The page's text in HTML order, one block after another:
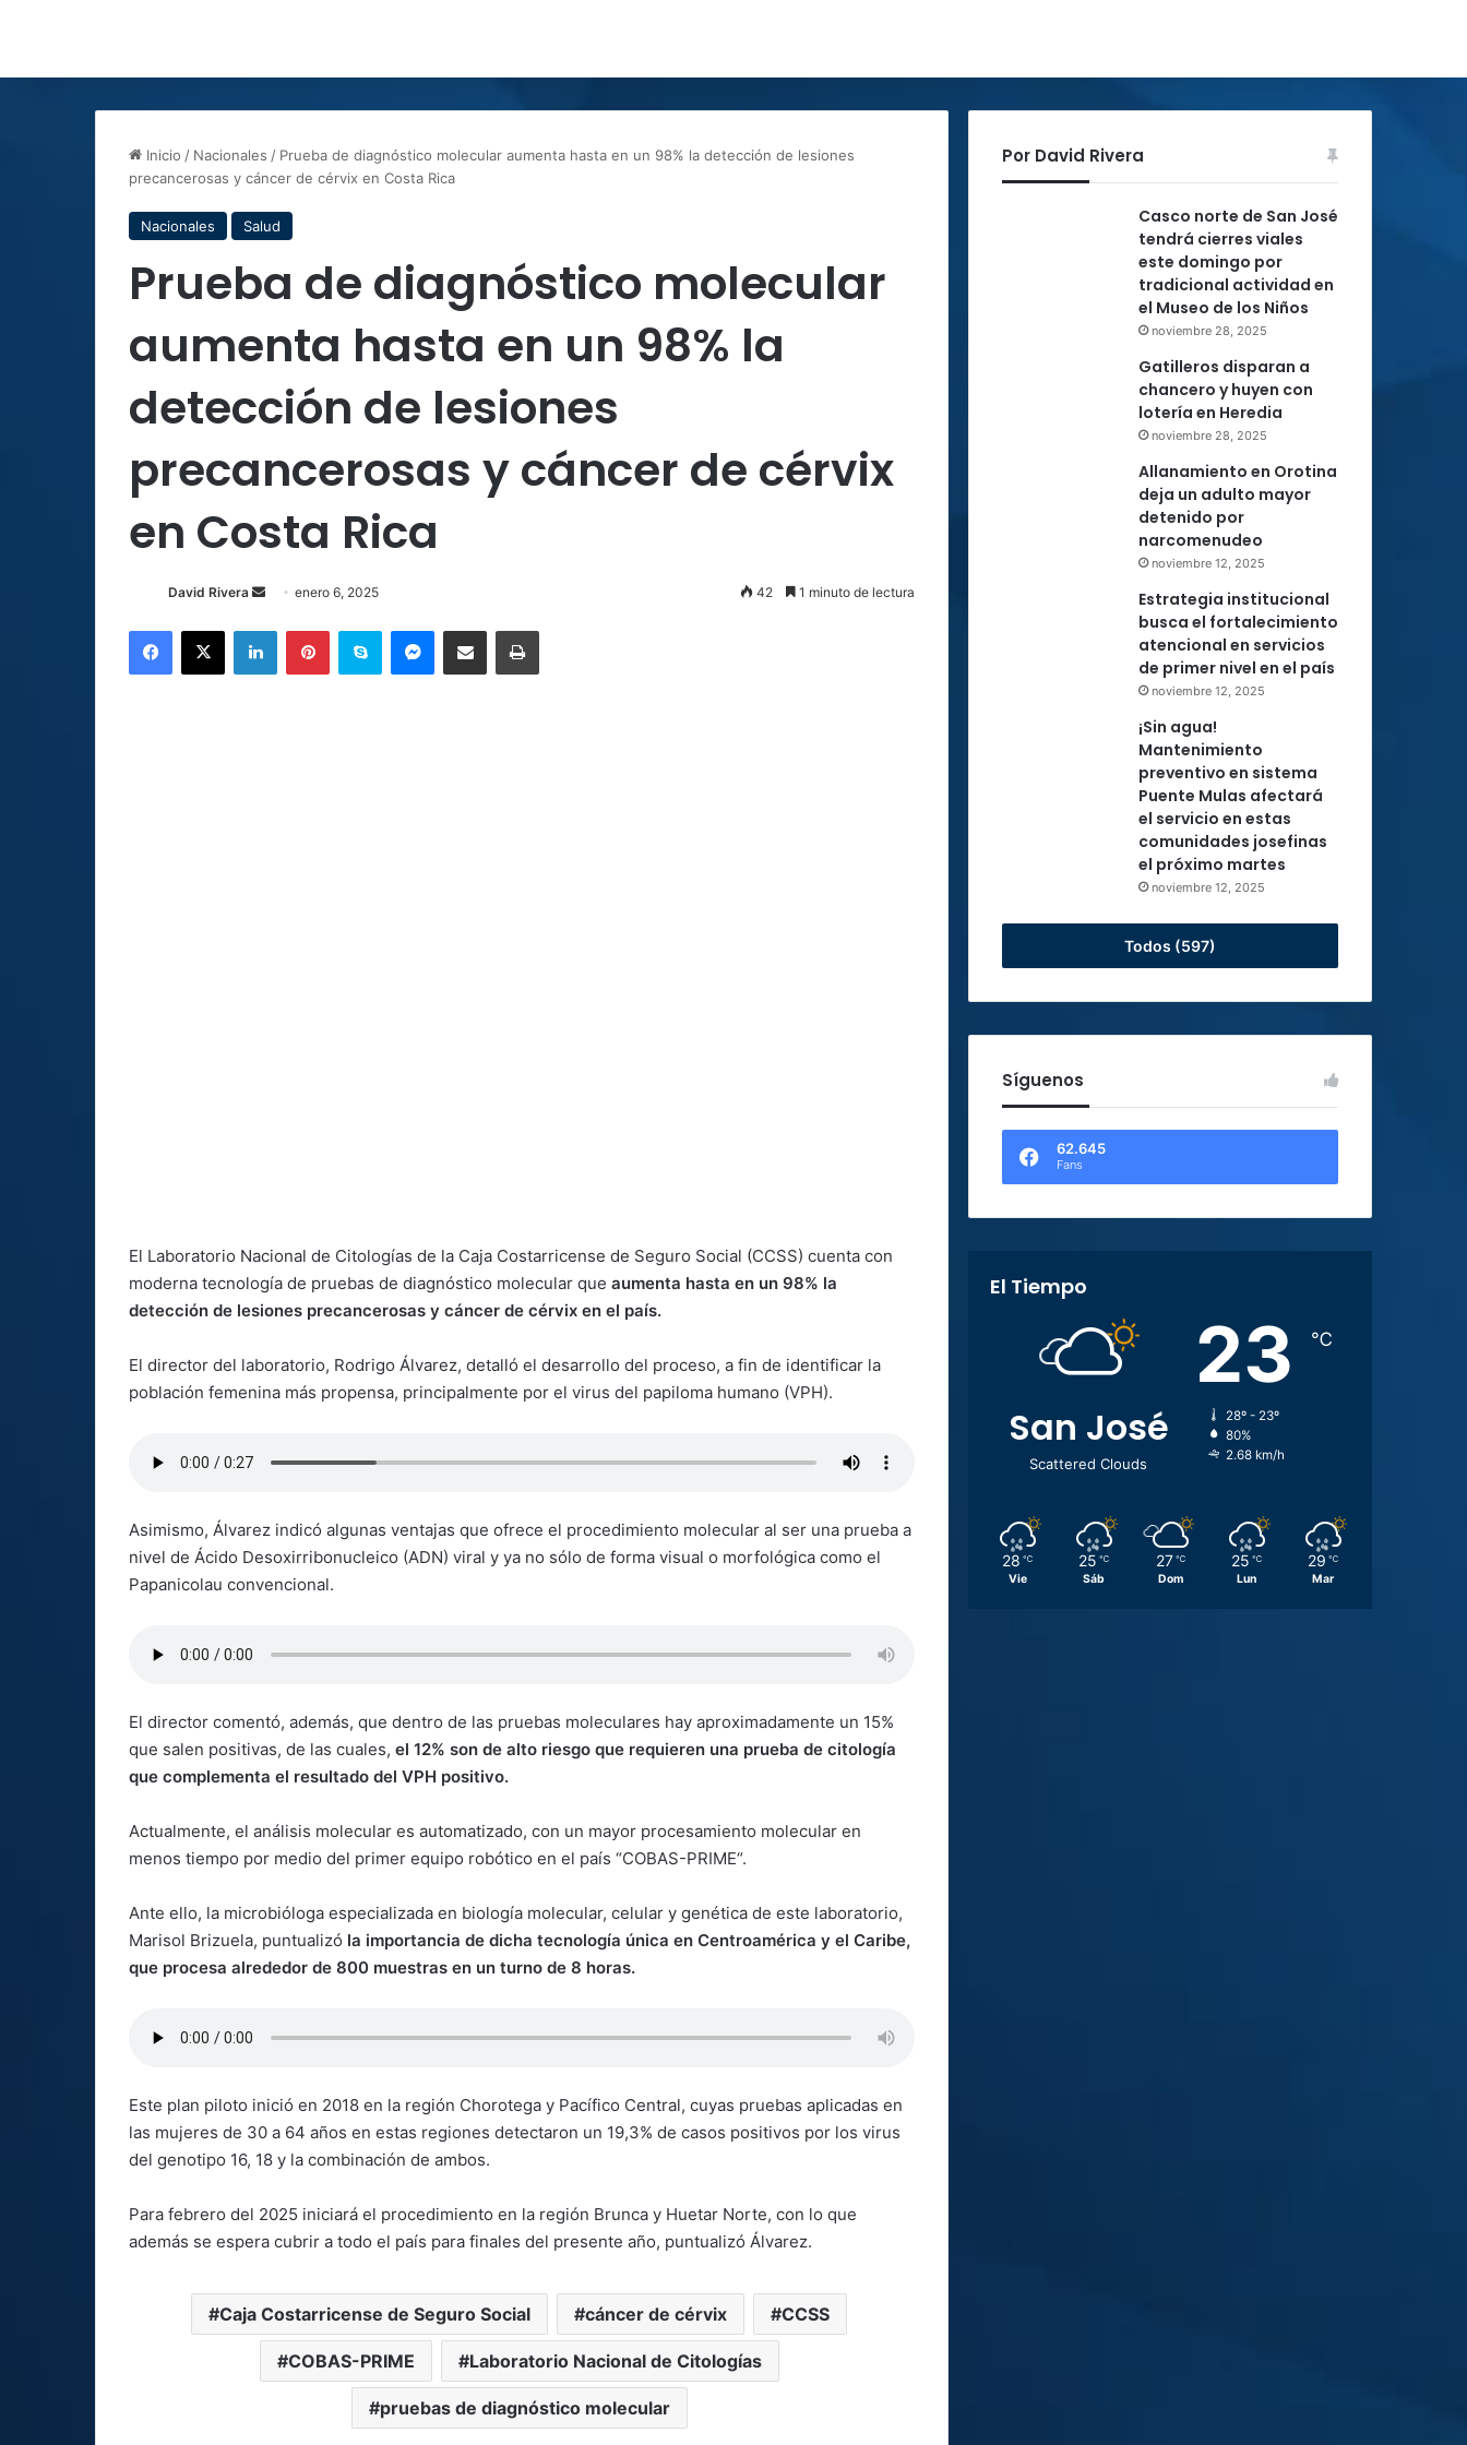
Inicio / Nacionales / Prueba de diagnóstico molecular aumenta hasta en un 98% la detección de lesiones
precancerosas y cáncer de cérvix en Costa Rica
Nacionales Salud
Prueba de diagnóstico molecular
aumenta hasta en un 98% la
detección de lesiones
precancerosas y cáncer de cérvix
en Costa Rica
David Rivera
Sendenero 6, 2025 42 1 minuto de lectura
Facebook
X LinkedInPinterestSkype MessengerCompartir por correo electrónicoImprimir
El Laboratorio Nacional de Citologías de la Caja Costarricense de Seguro Social (CCSS) cuenta con
moderna tecnología de pruebas de diagnóstico molecular que aumenta hasta en un 98% la
detección de lesiones precancerosas y cáncer de cérvix en el país.
El director del laboratorio, Rodrigo Álvarez, detalló el desarrollo del proceso, a fin de identificar la
población femenina más propensa, principalmente por el virus del papiloma humano (VPH).
Asimismo, Álvarez indicó algunas ventajas que ofrece el procedimiento molecular al ser una prueba a
nivel de Ácido Desoxirribonucleico (ADN) viral y ya no sólo de forma visual o morfológica como el
Papanicolau convencional.
El director comentó, además, que dentro de las pruebas moleculares hay aproximadamente un 15%
que salen positivas, de las cuales, el 12% son de alto riesgo que requieren una prueba de citología
que complementa el resultado del VPH positivo.
Actualmente, el análisis molecular es automatizado, con un mayor procesamiento molecular en
menos tiempo por medio del primer equipo robótico en el país “COBAS-PRIME“.
Ante ello, la microbióloga especializada en biología molecular, celular y genética de este laboratorio,
Marisol Brizuela, puntualizó la importancia de dicha tecnología única en Centroamérica y el Caribe,
que procesa alrededor de 800 muestras en un turno de 8 horas.
Este plan piloto inició en 2018 en la región Chorotega y Pacífico Central, cuyas pruebas aplicadas en
las mujeres de 30 a 64 años en estas regiones detectaron un 19,3% de casos positivos por los virus
del genotipo 16, 18 y la combinación de ambos.
Para febrero del 2025 iniciará el procedimiento en la región Brunca y Huetar Norte, con lo que
además se espera cubrir a todo el país para finales del presente año, puntualizó Álvarez.
Caja Costarricense de Seguro Social cáncer de cérvix CCSS
COBAS-PRIME Laboratorio Nacional de Citologías
pruebas de diagnóstico molecular
Por David Rivera
Casco norte de San José
tendrá cierres viales
este domingo por
tradicional actividad en
el Museo de los Niños
noviembre 28, 2025
Gatilleros disparan a
chancero y huyen con
lotería en Heredia
noviembre 28, 2025
Allanamiento en Orotina
deja un adulto mayor
detenido por
narcomenudeo
noviembre 12, 2025
Estrategia institucional
busca el fortalecimiento
atencional en servicios
de primer nivel en el país
noviembre 12, 2025
¡Sin agua!
Mantenimiento
preventivo en sistema
Puente Mulas afectará
el servicio en estas
comunidades josefinas
el próximo martes
noviembre 12, 2025
Todos (597)
Síguenos
62.645
Fans
El Tiempo
San José
Scattered Clouds
23 ℃
28º - 23º
80%
2.68 km/h
28 ℃
Vie
25 ℃
Sáb
27 ℃
Dom
25 ℃
Lun
29 ℃
Mar